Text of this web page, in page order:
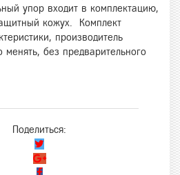
упор входит в комплектацию,
кожух. Комплект
производитель
без предварительного
Поделиться: